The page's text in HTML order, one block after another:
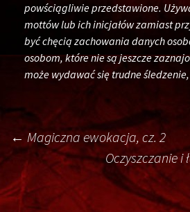
powściągliwie przedstawione.
mottów lub ich inicjałów zamiast
być chęcią zachowania danych
osobom, które nie są jeszcze
może wydawać się trudne
Post
navigation
← Magiczna ewokacja, cz. 2
Oczyszczanie